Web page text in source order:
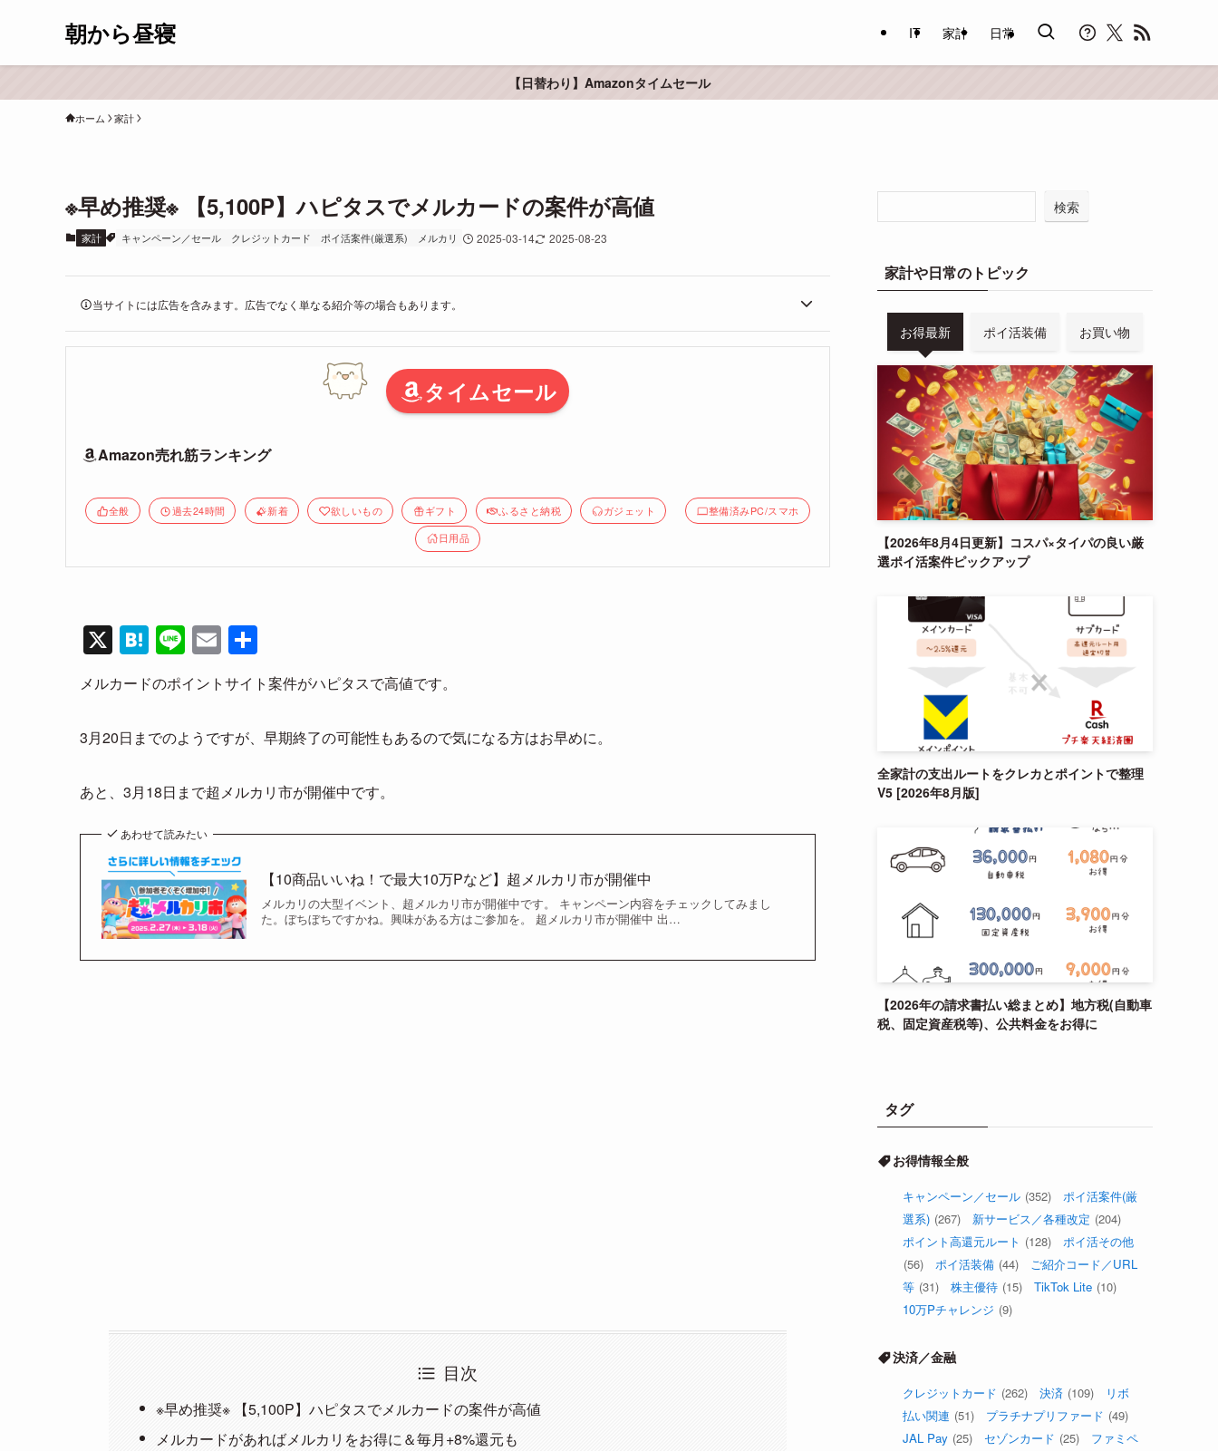
朝から昼寝 IT 家計 日常
【日替わり】Amazonタイムセール
ホーム 家計
※早め推奨※ 【5,100P】ハピタスでメルカードの案件が高値
家計 キャンペーン／セール クレジットカード ポイ活案件(厳選系) メルカリ 2025-03-14 2025-08-23
当サイトには広告を含みます。広告でなく単なる紹介等の場合もあります。
タイムセール
Amazon売れ筋ランキング
全般 過去24時間 新着 欲しいもの ギフト ふるさと納税 ガジェット 整備済みPC/スマホ
日用品
X H
at
e
n
a
Li
n
e
E
m
ail
有
メルカードのポイントサイト案件がハピタスで高値です。
3月20日までのようですが、早期終了の可能性もあるので気になる方はお早めに。
あと、3月18日まで超メルカリ市が開催中です。
あわせて読みたい
【10商品いいね！で最大10万Pなど】超メルカリ市が開催中
メルカリの大型イベント、超メルカリ市が開催中です。 キャンペーン内容をチェックしてみまし
た。ぼちぼちですかね。興味がある方はご参加を。 超メルカリ市が開催中 出…
目次
※早め推奨※ 【5,100P】ハピタスでメルカードの案件が高値
メルカードがあればメルカリをお得に＆毎月+8%還元も
検索
家計や日常のトピック
お得最新 ポイ活装備 お買い物
【2026年8月4日更新】コスパ×タイパの良い厳
選ポイ活案件ピックアップ
全家計の支出ルートをクレカとポイントで整理
V5 [2026年8月版]
【2026年の請求書払い総まとめ】地方税(自動車
税、固定資産税等)、公共料金をお得に
タグ
お得情報全般
キャンペーン／セール (352)
ポイ活案件(厳
選系) (267) 新サービス／各種改定 (204)
ポイント高還元ルート (128)
ポイ活その他
(56)
ポイ活装備 (44)
ご紹介コード／URL
等 (31) 株主優待 (15) TikTok Lite (10)
10万Pチャレンジ (9)
決済／金融
クレジットカード (262) 決済 (109)
リボ
払い関連 (51) プラチナプリファード (49)
JAL Pay (25) セゾンカード (25)
ファミペ